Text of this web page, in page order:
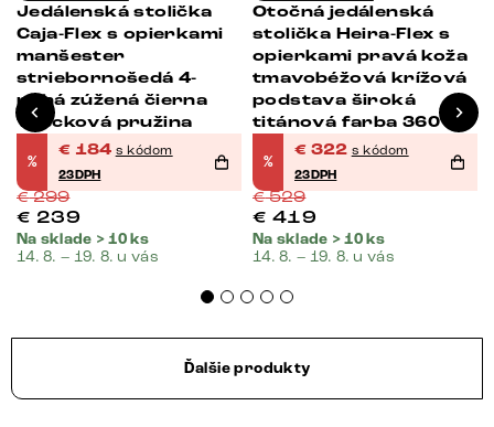
Jedálenská stolička
Caja-Flex s opierkami
manšester
striebornošedá 4-
nohá zúžená čierna
vrecková pružina
%
€ 184 s kódom
23DPH
€299
€ 239
Na sklade > 10 ks
14. 8. – 19. 8. u vás
Otočná jedálenská
stolička Heira-Flex s
opierkami pravá koža
tmavobéžová krížová
podstava široká
titánová farba 360°
otočná vrecková
pružina
%
€ 322 s kódom
23DPH
€529
€ 419
Na sklade > 10 ks
14. 8. – 19. 8. u vás
Ďalšie produkty